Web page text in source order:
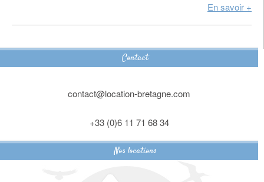
En savoir +
Contact
contact@location-bretagne.com
+33 (0)6 11 71 68 34
Nos locations